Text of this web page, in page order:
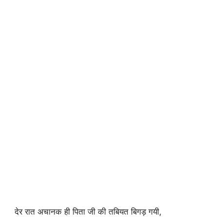
देर रात अचानक ही पिता जी की तबियत बिगड़ गयी,